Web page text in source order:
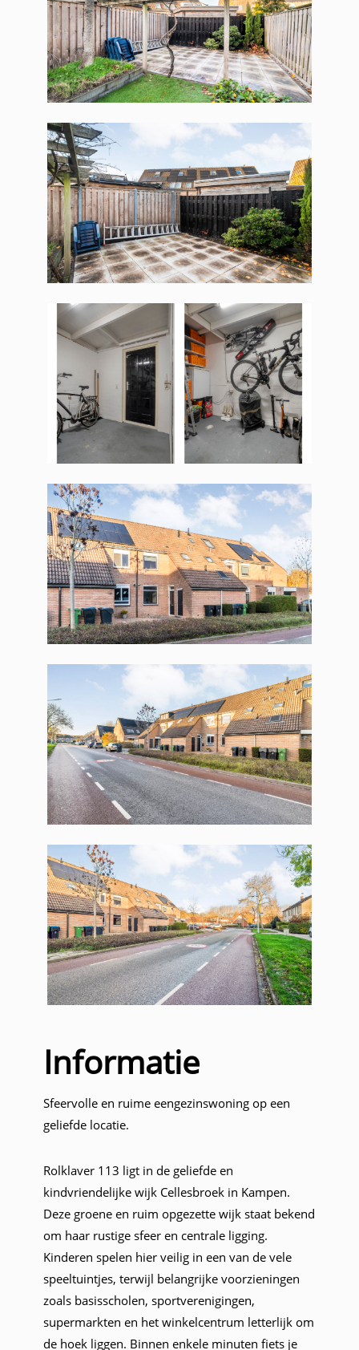
Informatie
Sfeervolle en ruime eengezinswoning op een
geliefde locatie.
Rolklaver 113 ligt in de geliefde en
kindvriendelijke wijk Cellesbroek in Kampen.
Deze groene en ruim opgezette wijk staat bekend
om haar rustige sfeer en centrale ligging.
Kinderen spelen hier veilig in een van de vele
speeltuintjes, terwijl belangrijke voorzieningen
zoals basisscholen, sportverenigingen,
supermarkten en het winkelcentrum letterlijk om
de hoek liggen. Binnen enkele minuten fiets je